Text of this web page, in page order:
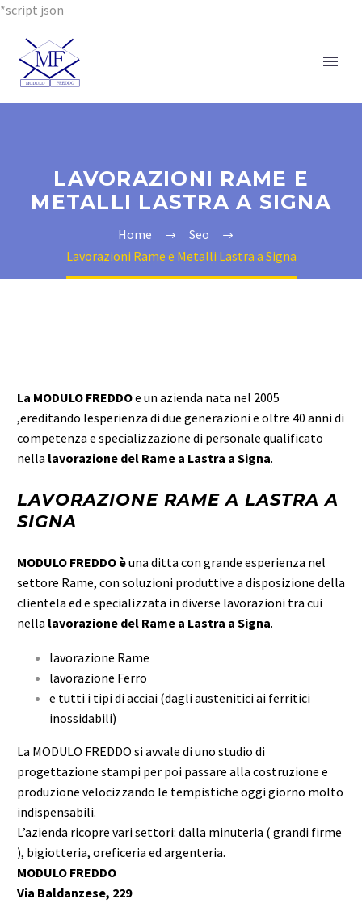
*script json
LAVORAZIONI RAME E
METALLI LASTRA A SIGNA
Home
Seo
Lavorazioni Rame e Metalli Lastra a Signa
La MODULO FREDDOe un azienda nata nel 2005
,ereditando lesperienza di due generazioni e oltre 40 anni di
competenza e specializzazione di personale qualificato
nella lavorazione del Rame a Lastra a Signa.
LAVORAZIONE RAME A LASTRA A
SIGNA
MODULO FREDDO èuna ditta con grande esperienza nel
settore Rame, con soluzioni produttive a disposizione della
clientela ed e specializzata in diverse lavorazioni tra cui
nella lavorazione del Rame a Lastra a Signa.
lavorazione Rame
lavorazione Ferro
e tutti i tipi di acciai (dagli austenitici ai ferritici
inossidabili)
La MODULO FREDDO si avvale di uno studio di
progettazione stampi per poi passare alla costruzione e
produzione velocizzando le tempistiche oggi giorno molto
indispensabili.
L’azienda ricopre vari settori: dalla minuteria ( grandi firme
), bigiotteria, oreficeria ed argenteria.
MODULO FREDDO
Via Baldanzese, 229